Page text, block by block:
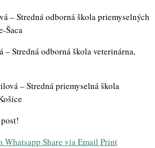
– Stredná odborná škola priemyselných
Šaca
– Stredná odborná škola veterinárna,
– Stredná priemyselná škola
Whatsapp Share via Email Print